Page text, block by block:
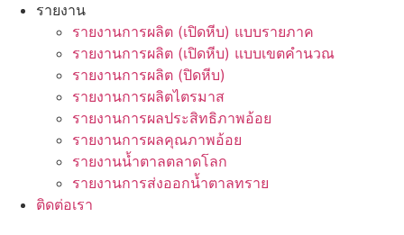
รายงาน
รายงานการผลิต (เปิดหีบ) แบบรายภาค
รายงานการผลิต (เปิดหีบ) แบบเขตคำนวณ
รายงานการผลิต (ปิดหีบ)
รายงานการผลิตไตรมาส
รายงานการผลประสิทธิภาพอ้อย
รายงานการผลคุณภาพอ้อย
รายงานน้ำตาลตลาดโลก
รายงานการส่งออกน้ำตาลทราย
ติดต่อเรา